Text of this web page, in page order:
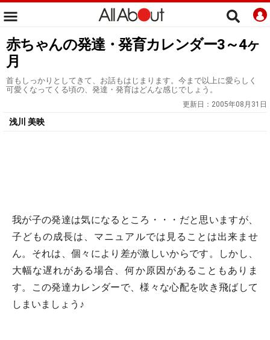
赤ちゃんの発達・発育カレンダー3～4ヶ
月
首もしっかりとしてきて、お話もはじまります。今まで以上に愛らしく
可愛くなってくる頃の、発達・発育はどんな感じでしょう。
更新日： 2005年08月31日
浅川 美映
我が子の発達は気になるところ・・・だと思いますが、
子どもの成長は、マニュアルでは見ることは出来ませ
ん。それは、個々により差が激しいからです。しかし、
大幅な遅れがある場合、何か原因があることもありま
す。この発達カレンダーで、様々な心配を吹き飛ばして
しまいましょう♪